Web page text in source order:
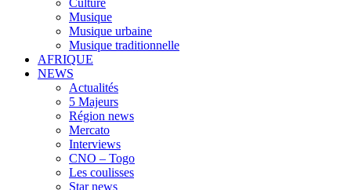
Culture
Musique
Musique urbaine
Musique traditionnelle
AFRIQUE
NEWS
Actualités
5 Majeurs
Région news
Mercato
Interviews
CNO – Togo
Les coulisses
Star news